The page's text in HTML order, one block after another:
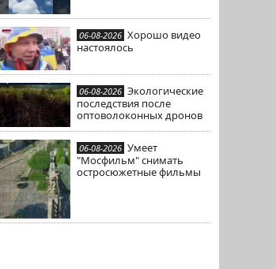
06-08-2026 Хорошо видео
настоялось
06-08-2026 Экологические
последствия после
оптоволоконных дронов
06-08-2026 Умеет
"Мосфильм" снимать
остросюжетные фильмы